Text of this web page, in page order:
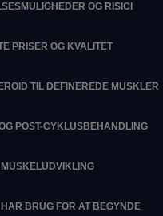
OG RISICI
PRISER OG KVALITET
TIL DEFINEREDE MUSKLER
POST-CYKLUSBEHANDLING
BRUG FOR AT BEGYNDE